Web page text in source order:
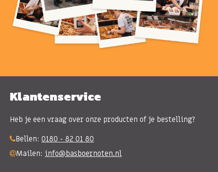
Klantenservice
Heb je een vraag over onze producten of je bestelling?
Bellen: 0180 - 82 01 80
Mailen: info@basboernoten.nl